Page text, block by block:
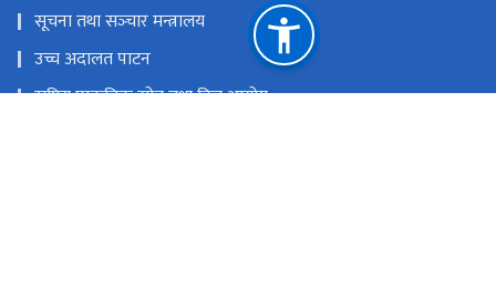
सूचना तथा सञ्‍चार मन्त्रालय
उच्च अदालत पाटन
राष्ट्रिय प्राकृतिक स्रोत तथा वित्त आयोग